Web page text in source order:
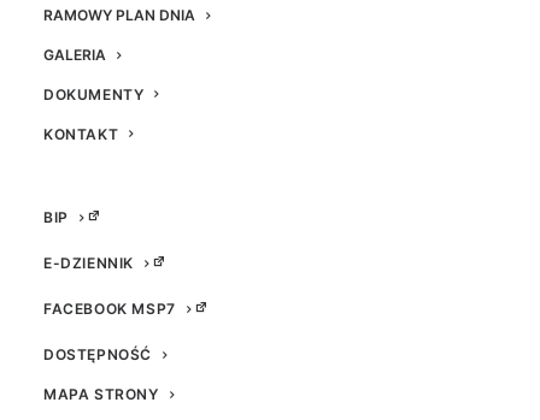
RAMOWY PLAN DNIA
GALERIA
DOKUMENTY
KONTAKT
BIP
E-DZIENNIK
FACEBOOK MSP7
DOSTĘPNOŚĆ
MAPA STRONY